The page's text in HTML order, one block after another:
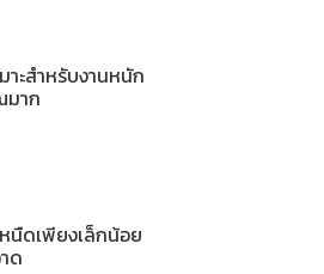
ะสำหรับงานหนัก
มาก
นืดเพียงเล็กน้อย
ด